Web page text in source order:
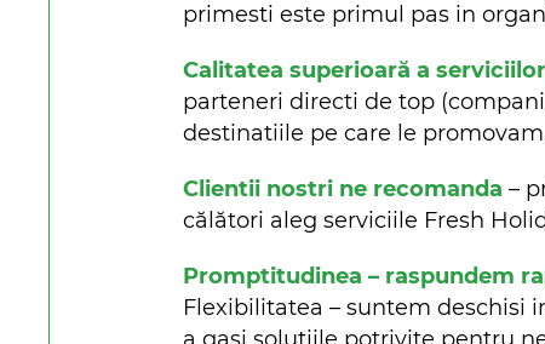
primesti este primul pas in
Calitatea superioară a
parteneri directi de top
destinatiile pe care le
Clientii nostri ne recomanda –
călători aleg serviciile Fresh
Promptitudinea – raspundem
Flexibilitatea – suntem deschisi